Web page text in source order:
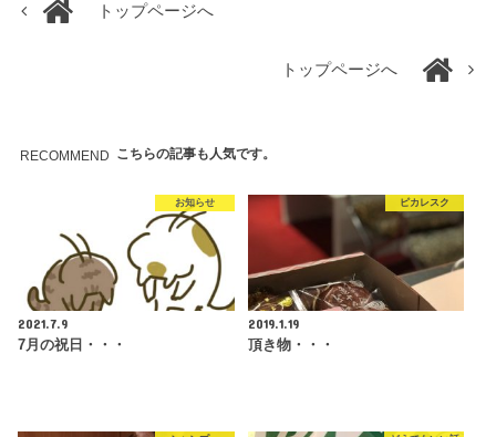
トップページへ
トップページへ
RECOMMEND こちらの記事も人気です。
お知らせ
2021.7.9
7月の祝日・・・
ピカレスク
2019.1.19
頂き物・・・